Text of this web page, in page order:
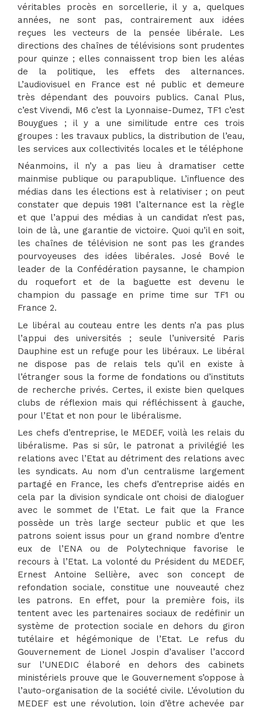
véritables procès en sorcellerie, il y a, quelques
années, ne sont pas, contrairement aux idées
reçues les vecteurs de la pensée libérale. Les
directions des chaînes de télévisions sont prudentes
pour quinze ; elles connaissent trop bien les aléas
de la politique, les effets des alternances.
L’audiovisuel en France est né public et demeure
très dépendant des pouvoirs publics. Canal Plus,
c’est Vivendi, M6 c’est la Lyonnaise-Dumez, TF1 c’est
Bouygues ; il y a une similitude entre ces trois
groupes : les travaux publics, la distribution de l’eau,
les services aux collectivités locales et le téléphone
Néanmoins, il n’y a pas lieu à dramatiser cette
mainmise publique ou parapublique. L’influence des
médias dans les élections est à relativiser ; on peut
constater que depuis 1981 l’alternance est la règle
et que l’appui des médias à un candidat n’est pas,
loin de là, une garantie de victoire. Quoi qu’il en soit,
les chaînes de télévision ne sont pas les grandes
pourvoyeuses des idées libérales. José Bové le
leader de la Confédération paysanne, le champion
du roquefort et de la baguette est devenu le
champion du passage en prime time sur TF1 ou
France 2.
Le libéral au couteau entre les dents n’a pas plus
l’appui des universités ; seule l’université Paris
Dauphine est un refuge pour les libéraux. Le libéral
ne dispose pas de relais tels qu’il en existe à
l’étranger sous la forme de fondations ou d’instituts
de recherche privés. Certes, il existe bien quelques
clubs de réflexion mais qui réfléchissent à gauche,
pour l’Etat et non pour le libéralisme.
Les chefs d’entreprise, le MEDEF, voilà les relais du
libéralisme. Pas si sûr, le patronat a privilégié les
relations avec l’Etat au détriment des relations avec
les syndicats. Au nom d’un centralisme largement
partagé en France, les chefs d’entreprise aidés en
cela par la division syndicale ont choisi de dialoguer
avec le sommet de l’Etat. Le fait que la France
possède un très large secteur public et que les
patrons soient issus pour un grand nombre d’entre
eux de l’ENA ou de Polytechnique favorise le
recours à l’Etat. La volonté du Président du MEDEF,
Ernest Antoine Sellière, avec son concept de
refondation sociale, constitue une nouveauté chez
les patrons. En effet, pour la première fois, ils
tentent avec les partenaires sociaux de redéfinir un
système de protection sociale en dehors du giron
tutélaire et hégémonique de l’Etat. Le refus du
Gouvernement de Lionel Jospin d’avaliser l’accord
sur l’UNEDIC élaboré en dehors des cabinets
ministériels prouve que le Gouvernement s’oppose à
l’auto-organisation de la société civile. L’évolution du
MEDEF est une révolution, loin d’être achevée par